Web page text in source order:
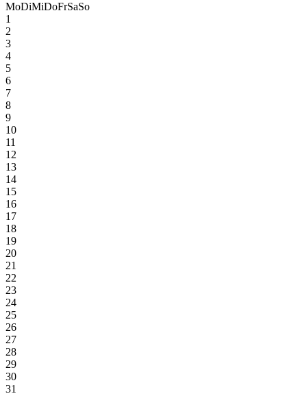
MoDiMiDoFrSaSo
1
2
3
4
5
6
7
8
9
10
11
12
13
14
15
16
17
18
19
20
21
22
23
24
25
26
27
28
29
30
31